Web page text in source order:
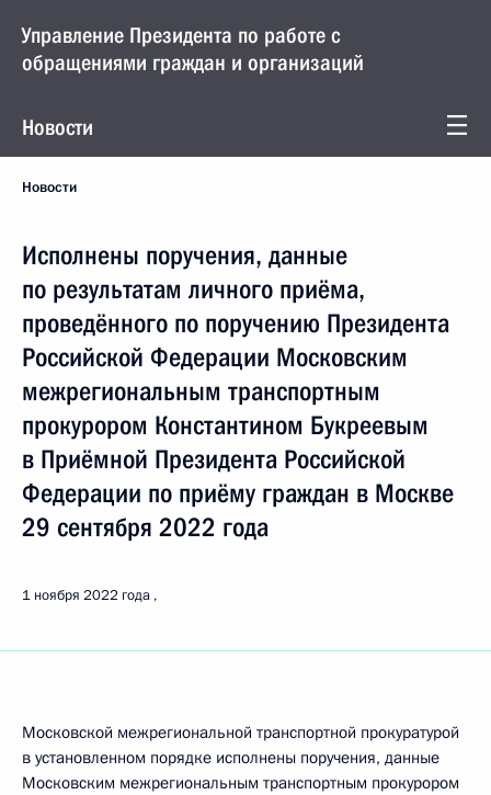
Управление Президента по работе с
обращениями граждан и организаций
Новости
Новости
Исполнены поручения, данные
по результатам личного приёма,
проведённого по поручению Президента
Российской Федерации Московским
межрегиональным транспортным
прокурором Константином Букреевым
в Приёмной Президента Российской
Федерации по приёму граждан в Москве
29 сентября 2022 года
1 ноября 2022 года
Московской межрегиональной транспортной прокуратурой
в установленном порядке исполнены поручения, данные
Московским межрегиональным транспортным прокурором